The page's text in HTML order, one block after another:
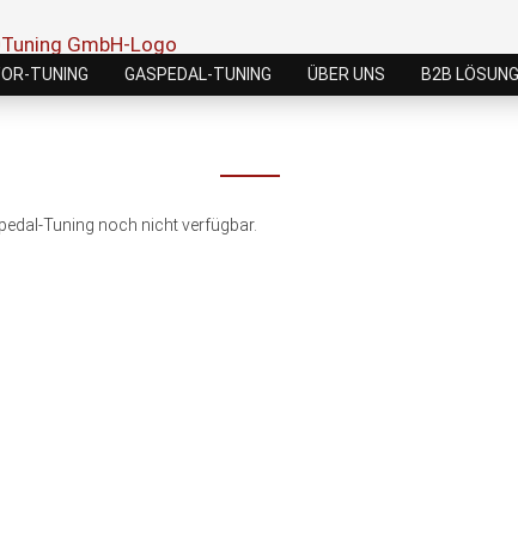
TUNING GASPEDAL-TUNING ÜBER UNS B2B
Tuning noch nicht verfügbar.